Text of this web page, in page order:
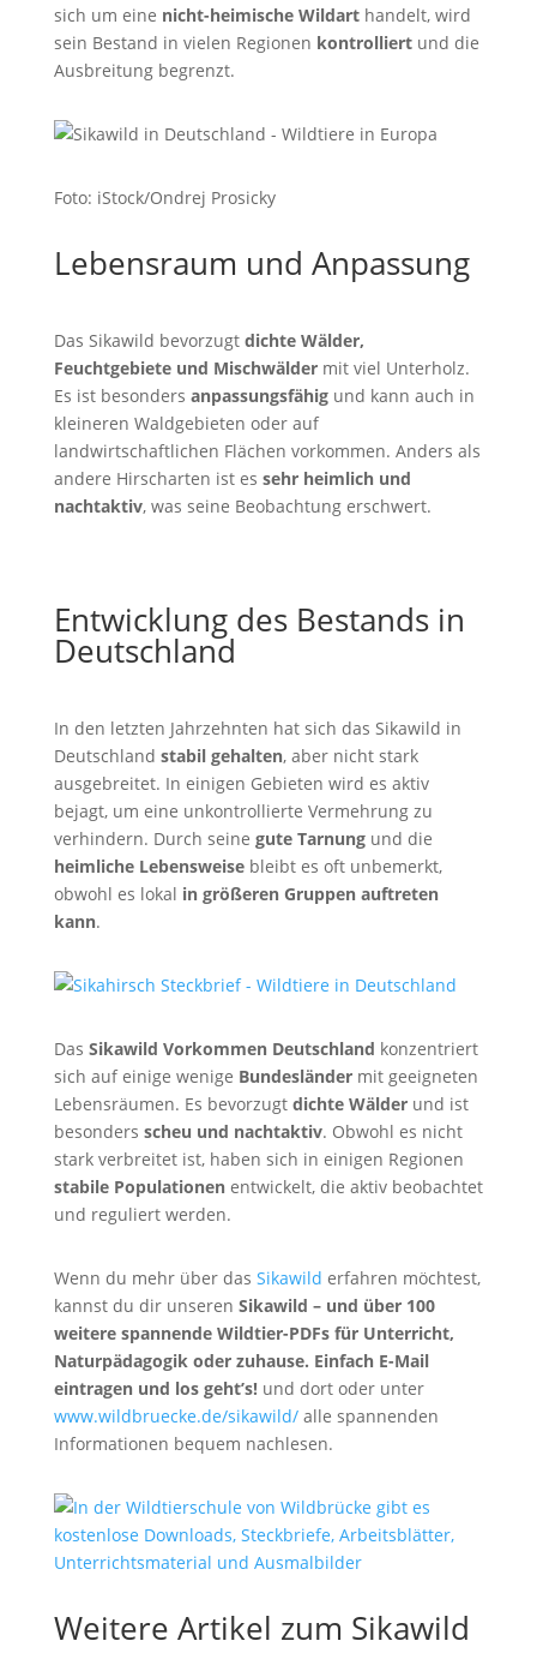
sich um eine nicht-heimische Wildarthandelt, wird
sein Bestand in vielen Regionen kontrolliertund die
Ausbreitung begrenzt.
Foto: iStock/Ondrej Prosicky
Lebensraum und Anpassung
Das Sikawild bevorzugt dichte Wälder,
Feuchtgebiete und Mischwäldermit viel Unterholz.
Es ist besonders anpassungsfähigund kann auch in
kleineren Waldgebieten oder auf
landwirtschaftlichen Flächen vorkommen. Anders als
andere Hirscharten ist es sehr heimlich und
nachtaktiv, was seine Beobachtung erschwert.
Entwicklung des Bestands in
Deutschland
In den letzten Jahrzehnten hat sich das Sikawild in
Deutschland stabil gehalten, aber nicht stark
ausgebreitet. In einigen Gebieten wird es aktiv
bejagt, um eine unkontrollierte Vermehrung zu
verhindern. Durch seine gute Tarnungund die
heimliche Lebensweisebleibt es oft unbemerkt,
obwohl es lokal in größeren Gruppen auftreten
kann.
Das Sikawild Vorkommen Deutschland konzentriert
sich auf einige wenige Bundesländermit geeigneten
Lebensräumen. Es bevorzugt dichte Wälderund ist
besonders scheu und nachtaktiv. Obwohl es nicht
stark verbreitet ist, haben sich in einigen Regionen
stabile Populationenentwickelt, die aktiv beobachtet
und reguliert werden.
Wenn du mehr über das Sikawild erfahren möchtest,
kannst du dir unseren Sikawild – und über 100
weitere spannende Wildtier-PDFs für Unterricht,
Naturpädagogik oder zuhause. Einfach E-Mail
eintragen und los geht’s!und dort oder unter
www.wildbruecke.de/sikawild/alle spannenden
Informationen bequem nachlesen.
Weitere Artikel zum Sikawild